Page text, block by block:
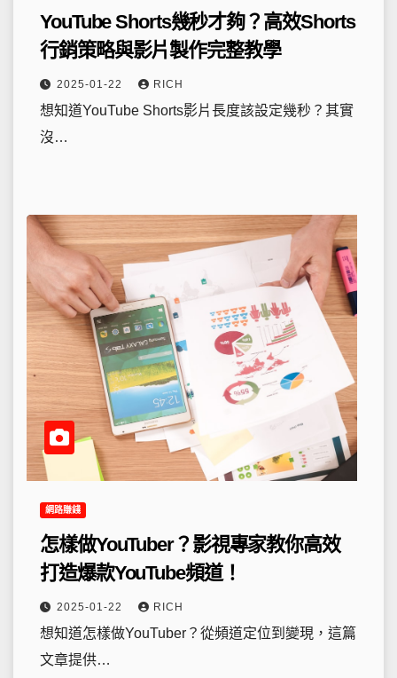
YouTube Shorts幾秒才夠？高效Shorts
行銷策略與影片製作完整教學
2025-01-22 RICH
想知道YouTube Shorts影片長度該設定幾秒？其實
沒…
網路賺錢
怎樣做YouTuber？影視專家教你高效
打造爆款YouTube頻道！
2025-01-22 RICH
想知道怎樣做YouTuber？從頻道定位到變現，這篇
文章提供…